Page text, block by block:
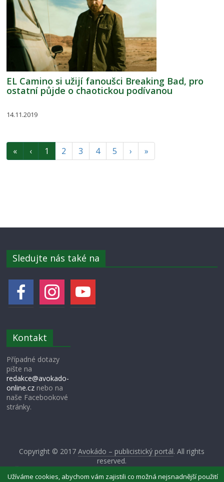
EL Camino si užijí fanoušci Breaking Bad, pro
ostatní půjde o chaotickou podívanou
14.11.2019
« ‹ 1 2 3 4 5 › »
Sledujte nás také na
Kontakt
Případné dotazy
pište na
redakce@avokado-
online.cz nebo na
naše Facebookové
stránky.
Copyright © 2017Avokádo – publicistický portál. All rights
reserved.
češtině).
Užíváme cookies, abychom vám zajistili co možná nejsnadnější použití